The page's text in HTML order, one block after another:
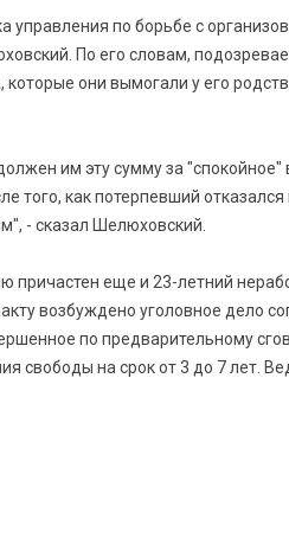
управления по борьбе с
По его словам,
они вымогали у его
им эту сумму за "спокойное"
того, как потерпевший отказался
- сказал Шелюховский.
причастен еще и 23-летний
возбуждено уголовное дело
по предварительному
свободы на срок от 3 до 7 лет.